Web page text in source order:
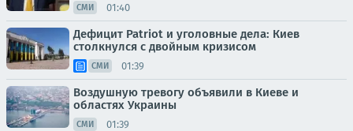
СМИ 01:40
Дефицит Patriot и уголовные дела: Киев
столкнулся с двойным кризисом
СМИ 01:39
Воздушную тревогу объявили в Киеве и
областях Украины
СМИ 01:39